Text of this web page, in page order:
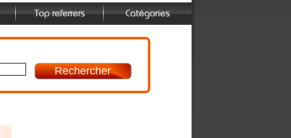
Top referrers Catégories